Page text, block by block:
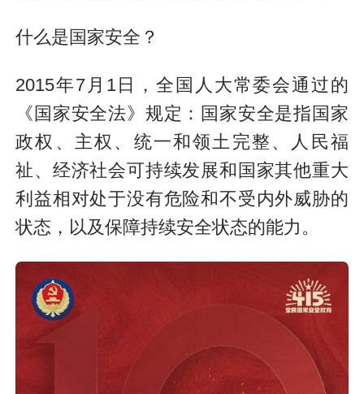
什么是国家安全？
2015年7月1日，全国人大常委会通过的
《国家安全法》规定：国家安全是指国家
政权、主权、统一和领土完整、人民福
祉、经济社会可持续发展和国家其他重大
利益相对处于没有危险和不受内外威胁的
状态，以及保障持续安全状态的能力。